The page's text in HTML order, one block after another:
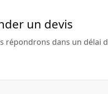
un devis
répondrons dans un délai